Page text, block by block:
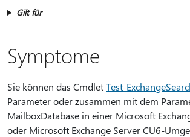
Gilt für
Symptome
Sie können das CmdletTest-
Parameter oder zusammen mit dem
MailboxDatabase in einer Microsoft
oder Microsoft Exchange Server CU6-